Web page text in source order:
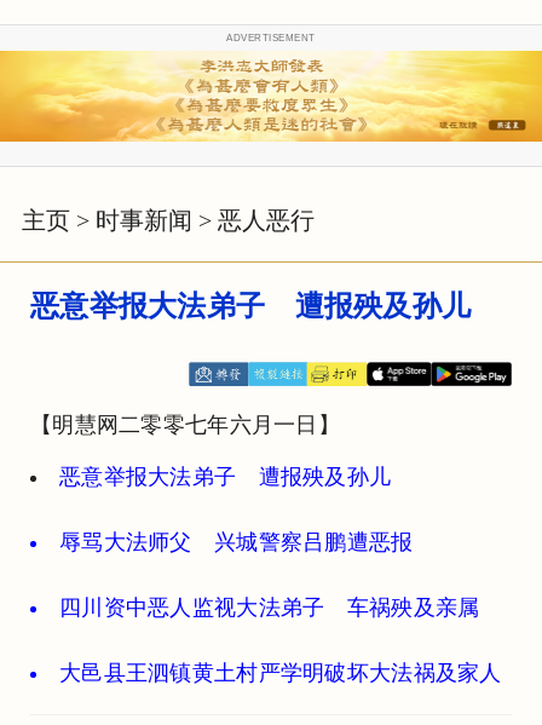
ADVERTISEMENT
主页 > 时事新闻 > 恶人恶行
恶意举报大法弟子 遭报殃及孙儿
【明慧网二零零七年六月一日】
恶意举报大法弟子 遭报殃及孙儿
辱骂大法师父 兴城警察吕鹏遭恶报
四川资中恶人监视大法弟子 车祸殃及亲属
大邑县王泗镇黄土村严学明破坏大法祸及家人